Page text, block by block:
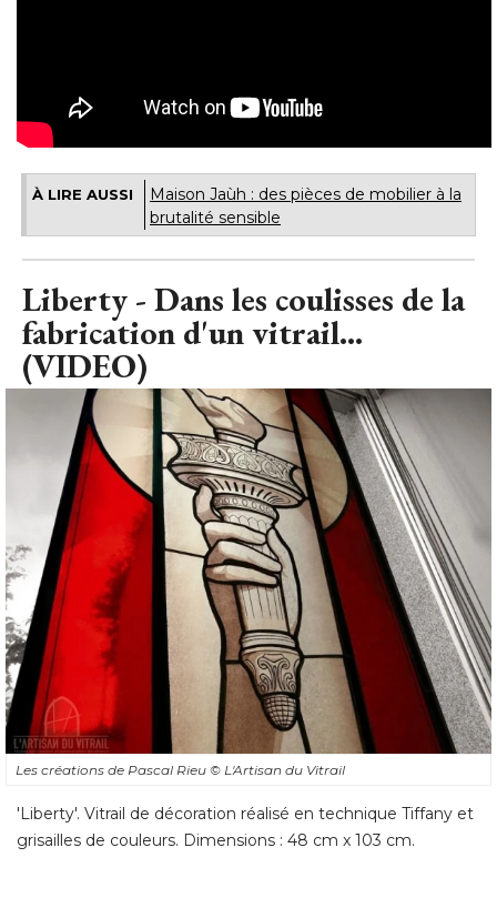
À LIRE AUSSI
Maison Jaùh : des pièces de mobilier à la
brutalité sensible
Liberty - Dans les coulisses de la
fabrication d'un vitrail...
(VIDEO)
Les créations de Pascal Rieu © L'Artisan du Vitrail
'Liberty'. Vitrail de décoration réalisé en technique Tiffany et
grisailles de couleurs. Dimensions : 48 cm x 103 cm.